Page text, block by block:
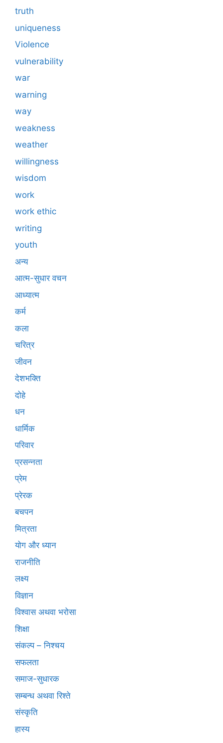
truth
uniqueness
Violence
vulnerability
war
warning
way
weakness
weather
willingness
wisdom
work
work ethic
writing
youth
अन्य
आत्म-सुधार वचन
आध्यात्म
कर्म
कला
चरित्र
जीवन
देशभक्ति
दोहे
धन
धार्मिक
परिवार
प्रसन्नता
प्रेम
प्रेरक
बचपन
मित्रता
योग और ध्यान
राजनीति
लक्ष्य
विज्ञान
विश्वास अथवा भरोसा
शिक्षा
संकल्प – निश्चय
सफलता
समाज-सुधारक
सम्बन्ध अथवा रिश्ते
संस्कृति
हास्य